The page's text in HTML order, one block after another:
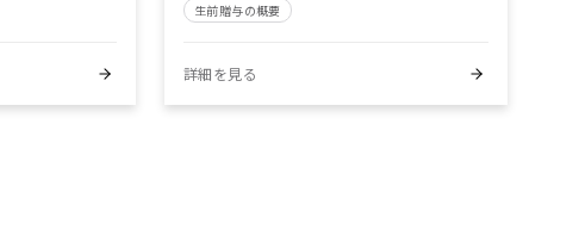
生前贈与の概要
詳細を見る